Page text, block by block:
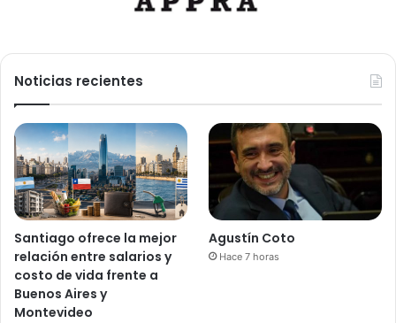
Noticias recientes
Santiago ofrece la mejor
relación entre salarios y
costo de vida frente a
Buenos Aires y
Montevideo
Agustín Coto
Hace 7 horas